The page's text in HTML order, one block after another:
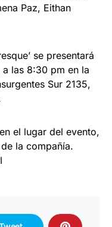
Paz, Eithan
se presentará
las 8:30 pm en la
Sur 2135,
el lugar del evento,
la compañía.